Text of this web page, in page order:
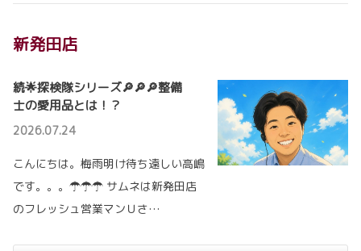
新発田店
続🌟探検隊シリーズ🔎🔎🔎整備
士の愛用品とは！？
2026.07.24
こんにちは。梅雨明け待ち遠しい高嶋
です。。。☂☂☂ サムネは新発田店
のフレッシュ営業マンＵさ…